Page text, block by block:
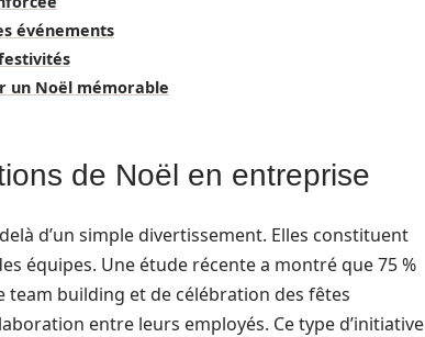
événements
un Noël mémorable
de Noël en entreprise
d’un simple divertissement. Elles constituent
équipes. Une étude récente a montré que 75 %
building et de célébration des fêtes
entre leurs employés. Ce type d’initiative